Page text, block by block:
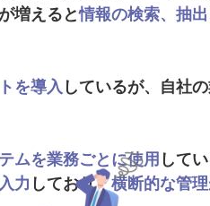
増えると情報の検索、抽
を導入 しているが、自社
ムを業務ごとに使用 して
力 しており、横断的な管